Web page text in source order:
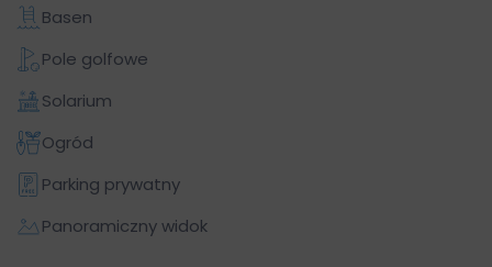
Basen
Pole golfowe
Solarium
Ogród
Parking prywatny
Panoramiczny widok